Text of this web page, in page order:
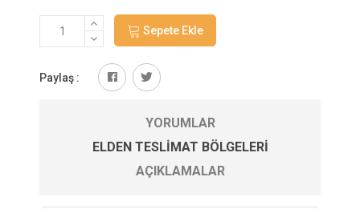
Sepete Ekle
Paylaş :
YORUMLAR
ELDEN TESLIMAT BÖLGELERI
AÇIKLAMALAR